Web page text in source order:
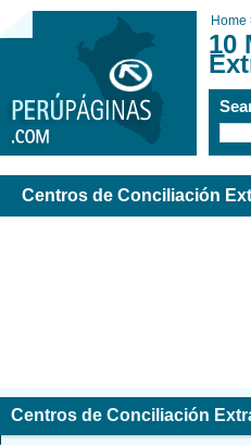
Home
10
Centros de Conciliación
Centros de Conciliación